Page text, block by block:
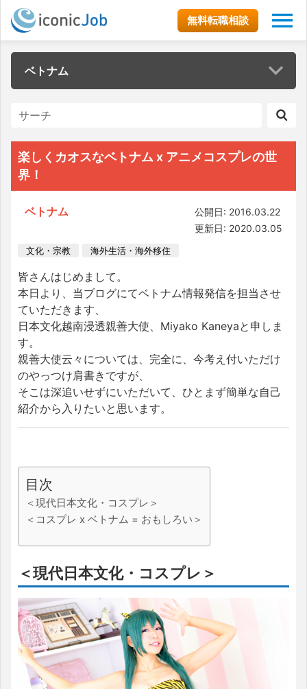
無料転職相談
ベトナム
楽しくカオスなベトナム x アニメコスプレの世
界！
ベトナム
公開日: 2016.03.22
更新日: 2020.03.05
文化・宗教 海外生活・海外移住
皆さんはじめまして。
本日より、当ブログにてベトナム情報発信を担当させ
ていただきます、
日本文化越南浸透親善大使、Miyako Kaneyaと申しま
す。
親善大使云々については、完全に、今考え付いただけ
のやっつけ肩書きですが、
そこは深追いせずにいただいて、ひとまず簡単な自己
紹介から入りたいと思います。
目次
＜現代日本文化・コスプレ＞
＜コスプレ x ベトナム = おもしろい＞
＜現代日本文化・コスプレ＞